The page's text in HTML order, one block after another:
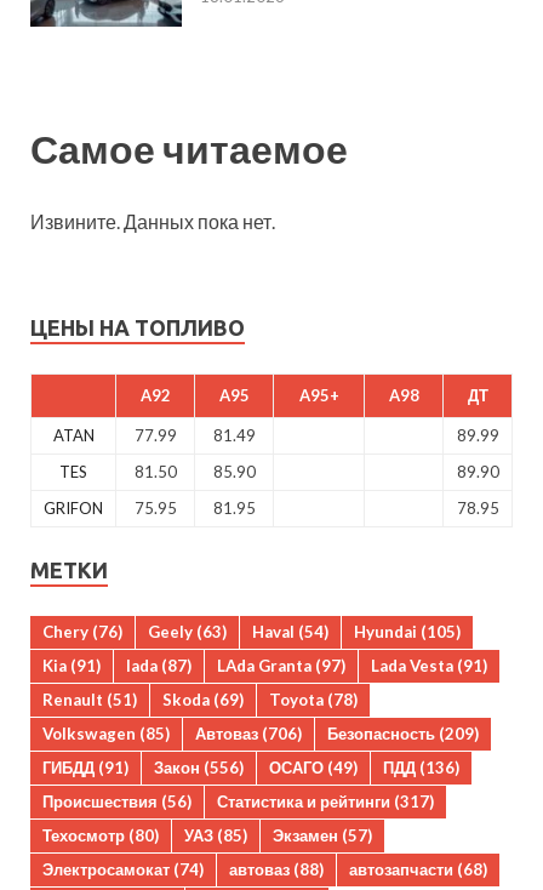
Самое читаемое
Извините. Данных пока нет.
ЦЕНЫ НА ТОПЛИВО
A92 A95 A95+ A98 ДТ
ATAN 77.99 81.49
89.99
TES
81.50 85.90
89.90
GRIFON
75.95 81.95 78.95
МЕТКИ
Chery (76) Geely (63) Haval (54) Hyundai (105)
Kia (91) lada (87) LAda Granta (97) Lada Vesta (91)
Renault (51) Skoda (69) Toyota (78)
Volkswagen (85) Автоваз (706) Безопасность (209)
ГИБДД (91) Закон (556) ОСАГО (49) ПДД (136)
Происшествия (56) Статистика и рейтинги (317)
Техосмотр (80) УАЗ (85) Экзамен (57)
Электросамокат (74) автоваз (88) автозапчасти (68)